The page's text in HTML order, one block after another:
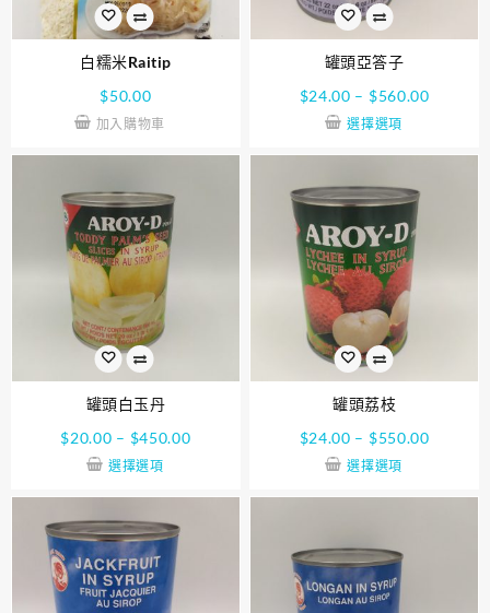
白糯米Raitip
$50.00
加入購物車
罐頭亞答子
$24.00 – $560.00
選擇選項
罐頭白玉丹
$20.00 – $450.00
選擇選項
罐頭荔枝
$24.00 – $550.00
選擇選項